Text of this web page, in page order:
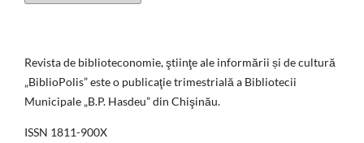
Revista de biblioteconomie, ştiinţe ale informării și de cultură
„BiblioPolis” este o publicaţie trimestrială a Bibliotecii
Municipale „B.P. Hasdeu” din Chişinău.
ISSN 1811-900X